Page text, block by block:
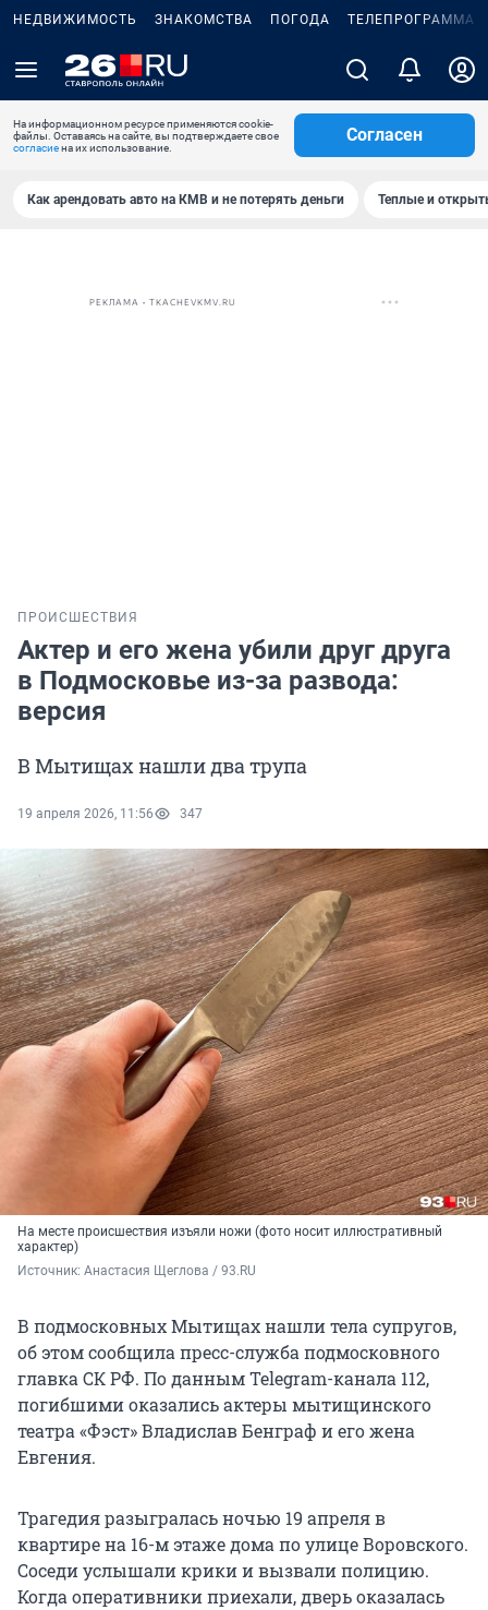
НЕДВИЖИМОСТЬ ЗНАКОМСТВА ПОГОДА ТЕЛЕПРОГРАММА
На информационном ресурсе применяются cookie-
файлы. Оставаясь на сайте, вы подтверждаете свое
согласиена их использование.
Согласен
Как арендовать авто на КМВ и не потерять деньги Теплые и
РЕКЛАМА • TKACHEVKMV.RU
ПРОИСШЕСТВИЯ
Актер и его жена убили друг друга
в Подмосковье из-за развода:
версия
В Мытищах нашли два трупа
19 апреля 2026, 11:56 347
На месте происшествия изъяли ножи (фото носит иллюстративный
характер)
Источник: Анастасия Щеглова / 93.RU
В подмосковных Мытищах нашли тела супругов,
об этом сообщила пресс-служба подмосковного
главка СК РФ. По данным Telegram-канала 112,
погибшими оказались актеры мытищинского
театра «Фэст» Владислав Бенграф и его жена
Евгения.
Трагедия разыгралась ночью 19 апреля в
квартире на 16-м этаже дома по улице Воровского.
Соседи услышали крики и вызвали полицию.
Когда оперативники приехали, дверь оказалась